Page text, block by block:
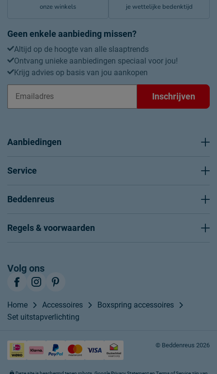
onze winkels
je wettelijke bedenktijd
Geen enkele aanbieding missen?
Altijd op de hoogte van alle slaaptrends
Ontvang unieke aanbiedingen speciaal voor jou!
Krijg advies op basis van jou aankopen
Inschrijven
Aanbiedingen
Service
Beddenreus
Regels & voorwaarden
Volg ons
Home Accessoires
Boxspring accessoires
Set uitstapverlichting
© Beddenreus 2026